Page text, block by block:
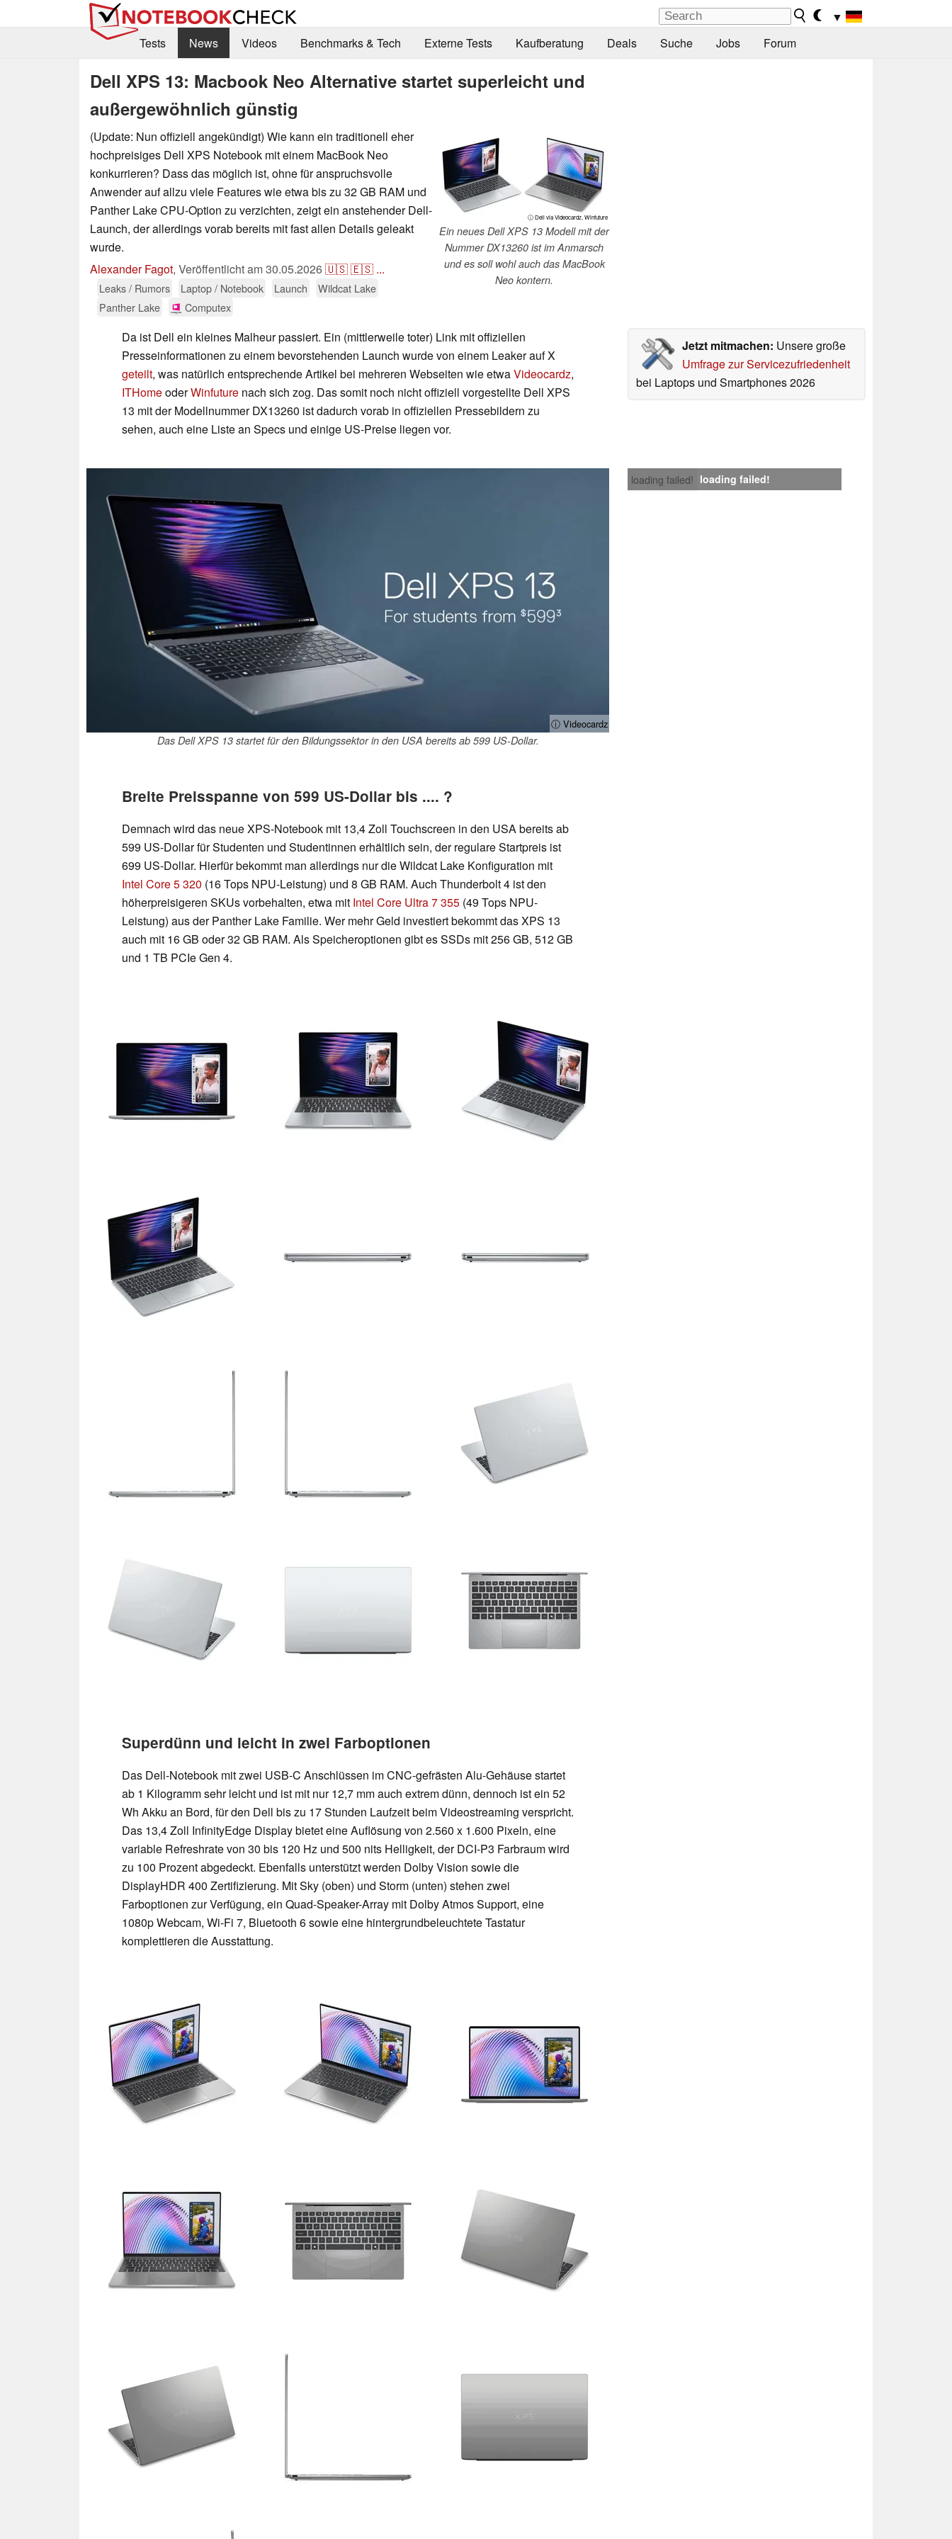
▼
Tests
News Videos Benchmarks & Tech Externe Tests Kaufberatung Deals Suche Jobs Forum
Dell XPS 13: Macbook Neo Alternative startet superleicht und
außergewöhnlich günstig
ⓘ Dell via Videocardz, Winfuture
Ein neues Dell XPS 13 Modell mit der
Nummer DX13260 ist im Anmarsch
und es soll wohl auch das MacBook
Neo kontern.
(Update: Nun offiziell angekündigt) Wie kann ein traditionell eher
hochpreisiges Dell XPS Notebook mit einem MacBook Neo
konkurrieren? Dass das möglich ist, ohne für anspruchsvolle
Anwender auf allzu viele Features wie etwa bis zu 32 GB RAM und
Panther Lake CPU-Option zu verzichten, zeigt ein anstehender Dell-
Launch, der allerdings vorab bereits mit fast allen Details geleakt
wurde.
Alexander Fagot, Veröffentlicht am30.05.2026🇺🇸🇪🇸 ...
Leaks / Rumors Laptop / Notebook Launch
Wildcat Lake
Panther Lake
Computex
Jetzt mitmachen: Unsere große
Umfrage zur Servicezufriedenheit
bei Laptops und Smartphones 2026
Da ist Dell ein kleines Malheur passiert. Ein (mittlerweile toter) Link mit offiziellen
Presseinformationen zu einem bevorstehenden Launch wurde von einem Leaker auf X
geteilt, was natürlich entsprechende Artikel bei mehreren Webseiten wie etwaVideocardz,
ITHomeoderWinfuture nach sich zog. Das somit noch nicht offiziell vorgestellte Dell XPS
13 mit der Modellnummer DX13260 ist dadurch vorab in offiziellen Pressebildern zu
sehen, auch eine Liste an Specs und einige US-Preise liegen vor.
loading failed! loading failed!
ⓘ Videocardz
Das Dell XPS 13 startet für den Bildungssektor in den USA bereits ab 599 US-Dollar.
Breite Preisspanne von 599 US-Dollar bis .... ?
Demnach wird das neue XPS-Notebook mit 13,4 Zoll Touchscreen in den USA bereits ab
599 US-Dollar für Studenten und Studentinnen erhältlich sein, der regulare Startpreis ist
699 US-Dollar. Hierfür bekommt man allerdings nur die Wildcat Lake Konfiguration mit
Intel Core 5 320 (16 Tops NPU-Leistung) und 8 GB RAM. Auch Thunderbolt 4 ist den
höherpreisigeren SKUs vorbehalten, etwa mit Intel Core Ultra 7 355 (49 Tops NPU-
Leistung) aus der Panther Lake Familie. Wer mehr Geld investiert bekommt das XPS 13
auch mit 16 GB oder 32 GB RAM. Als Speicheroptionen gibt es SSDs mit 256 GB, 512 GB
und 1 TB PCIe Gen 4.
Superdünn und leicht in zwei Farboptionen
Das Dell-Notebook mit zwei USB-C Anschlüssen im CNC-gefrästen Alu-Gehäuse startet
ab 1 Kilogramm sehr leicht und ist mit nur 12,7 mm auch extrem dünn, dennoch ist ein 52
Wh Akku an Bord, für den Dell bis zu 17 Stunden Laufzeit beim Videostreaming verspricht.
Das 13,4 Zoll InfinityEdge Display bietet eine Auflösung von 2.560 x 1.600 Pixeln, eine
variable Refreshrate von 30 bis 120 Hz und 500 nits Helligkeit, der DCI-P3 Farbraum wird
zu 100 Prozent abgedeckt. Ebenfalls unterstützt werden Dolby Vision sowie die
DisplayHDR 400 Zertifizierung. Mit Sky (oben) und Storm (unten) stehen zwei
Farboptionen zur Verfügung, ein Quad-Speaker-Array mit Dolby Atmos Support, eine
1080p Webcam, Wi-Fi 7, Bluetooth 6 sowie eine hintergrundbeleuchtete Tastatur
komplettieren die Ausstattung.